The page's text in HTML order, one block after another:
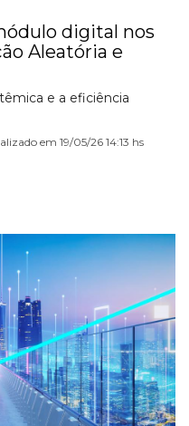
digital nos
Aleatória e
e a eficiência
em 19/05/26 14:13 hs